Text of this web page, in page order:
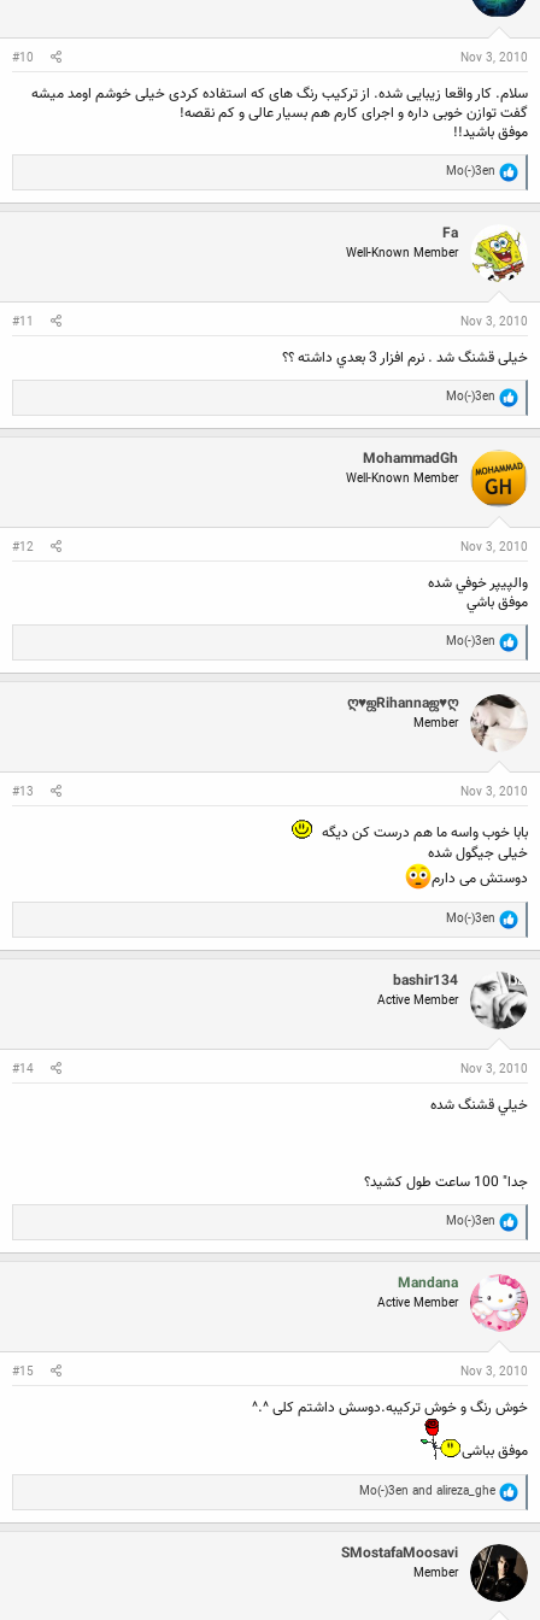
o
:
Nov 3, 2010
#10
سلام. کار واقعا زیبایی شده. از ترکیب رنگ های که استفاده کردی خیلی خوشم اومد میشه
گفت توازن خوبی داره و اجرای کارم هم بسیار عالی و کم نقصه!
موفق باشید!!
R
e
a
t
i
o
n
:
Mo(-)3en
Fa
Well-Known Member
Nov 3, 2010
#11
خیلی قشنگ شد . نرم افزار 3 بعدي داشته ؟؟
R
e
a
c
t
i
o
n
:
Mo(-)3en
MohammadGh
Well-Known Member
Nov 3, 2010
#12
والپيپر خوفي شده
موفق باشي
R
e
a
c
t
i
o
n
:
Mo(-)3en
ღ♥ஜRihannaஜ♥ღ
Member
Nov 3, 2010
#13
بابا خوب واسه ما هم درست کن دیگه
خیلی جیگول شده
دوستش می دارم
R
e
a
t
i
o
n
:
Mo(-)3en
bashir134
Active Member
Nov 3, 2010
#14
خيلي قشنگ شده
جدا" 100 ساعت طول كشيد؟
R
e
a
c
o
:
Mo(-)3en
Mandana
Active Member
Nov 3, 2010
#15
خوش رنگ و خوش ترکیبه.دوسش داشتم کلی ^.^
موفق بباشی
R
e
a
c
t
o
n
alireza_ghe
Mo(-)3en
SMostafaMoosavi
Member